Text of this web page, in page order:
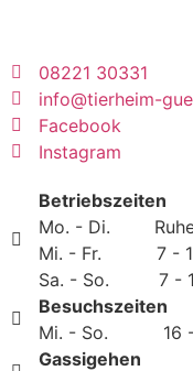
08221 30331
info@tierheim-
Facebook
Instagram
Betriebszeiten
Mo. - Di.
Mi. - Fr. 7 - 12
Sa. - So. 7 - 10
Besuchszeiten
Mi. - So. 16 -
Gassigehen